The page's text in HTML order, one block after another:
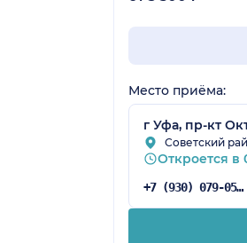
Место приёма:
г Уфа, пр-кт
Советский
Откроется в
+7 (930) 079-05-21